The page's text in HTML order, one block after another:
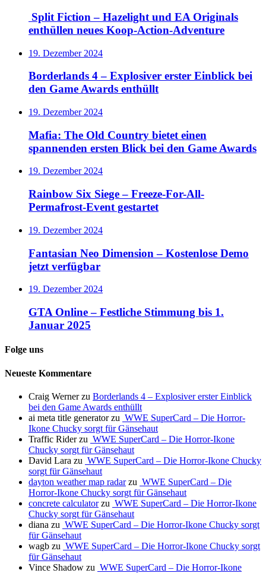
Split Fiction – Hazelight und EA Originals
enthüllen neues Koop-Action-Adventure
19. Dezember 2024
Borderlands 4 – Explosiver erster Einblick bei
den Game Awards enthüllt
19. Dezember 2024
Mafia: The Old Country bietet einen
spannenden ersten Blick bei den Game Awards
19. Dezember 2024
Rainbow Six Siege – Freeze-For-All-
Permafrost-Event gestartet
19. Dezember 2024
Fantasian Neo Dimension – Kostenlose Demo
jetzt verfügbar
19. Dezember 2024
GTA Online – Festliche Stimmung bis 1.
Januar 2025
Folge uns
Neueste Kommentare
Craig Wernerzu Borderlands 4 – Explosiver erster Einblick
bei den Game Awards enthüllt
ai meta title generatorzu WWE SuperCard – Die Horror-
Ikone Chucky sorgt für Gänsehaut
Traffic Riderzu WWE SuperCard – Die Horror-Ikone
Chucky sorgt für Gänsehaut
David Lara zu WWE SuperCard – Die Horror-Ikone Chucky
sorgt für Gänsehaut
dayton weather map radarzu WWE SuperCard – Die
Horror-Ikone Chucky sorgt für Gänsehaut
concrete calculatorzu WWE SuperCard – Die Horror-Ikone
Chucky sorgt für Gänsehaut
diana zu WWE SuperCard – Die Horror-Ikone Chucky sorgt
für Gänsehaut
wagb zu WWE SuperCard – Die Horror-Ikone Chucky sorgt
für Gänsehaut
Vince Shadow zu WWE SuperCard – Die Horror-Ikone